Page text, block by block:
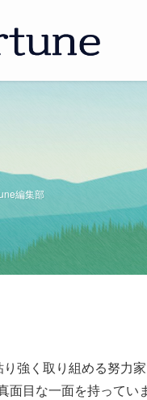
編集部
強く取り組める努力
目な一面を持ってい